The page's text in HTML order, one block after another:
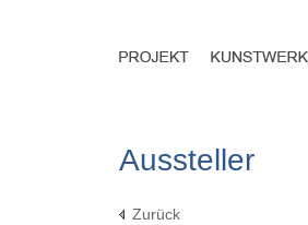
Aussteller
Zurück